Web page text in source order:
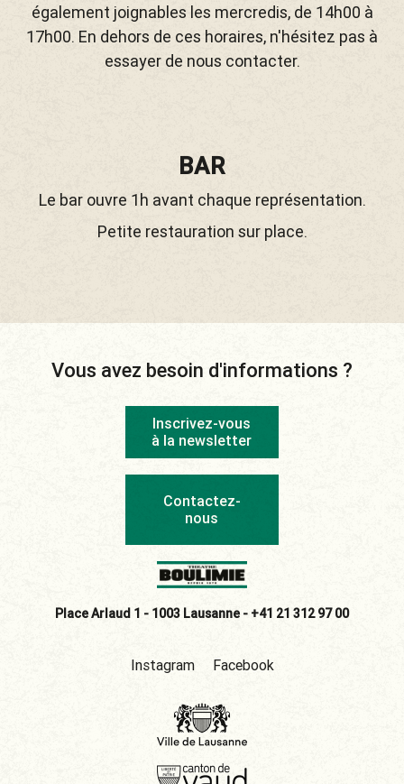
également joignables les mercredis, de 14h00 à
17h00. En dehors de ces horaires, n'hésitez pas à
essayer de nous contacter.
BAR
Le bar ouvre 1h avant chaque représentation.
Petite restauration sur place.
Vous avez besoin d'informations ?
Inscrivez-vous
à la newsletter
Contactez-
nous
Place Arlaud 1 - 1003 Lausanne - +41 21 312 97 00
Instagram Facebook